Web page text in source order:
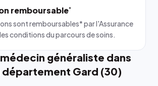
remboursable*
sont remboursables* par l'Assurance
conditions du parcours de soins.
généraliste dans
département Gard (30)